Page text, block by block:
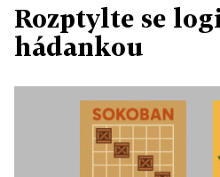
Rozptylte se
hádankou